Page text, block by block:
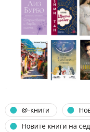
@-книги
Новите книги на